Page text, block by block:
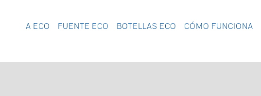
A ECO FUENTE ECO BOTELLAS ECO CÓMO FUNCIONA